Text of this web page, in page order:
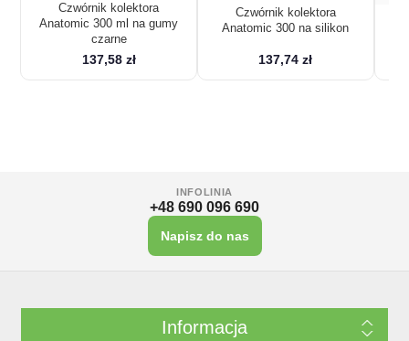
Czwórnik kolektora
Anatomic 300 ml na gumy
czarne
137,58 zł
Czwórnik kolektora
Anatomic 300 na silikon
137,74 zł
INFOLINIA
+48 690 096 690
Napisz do nas
Informacja